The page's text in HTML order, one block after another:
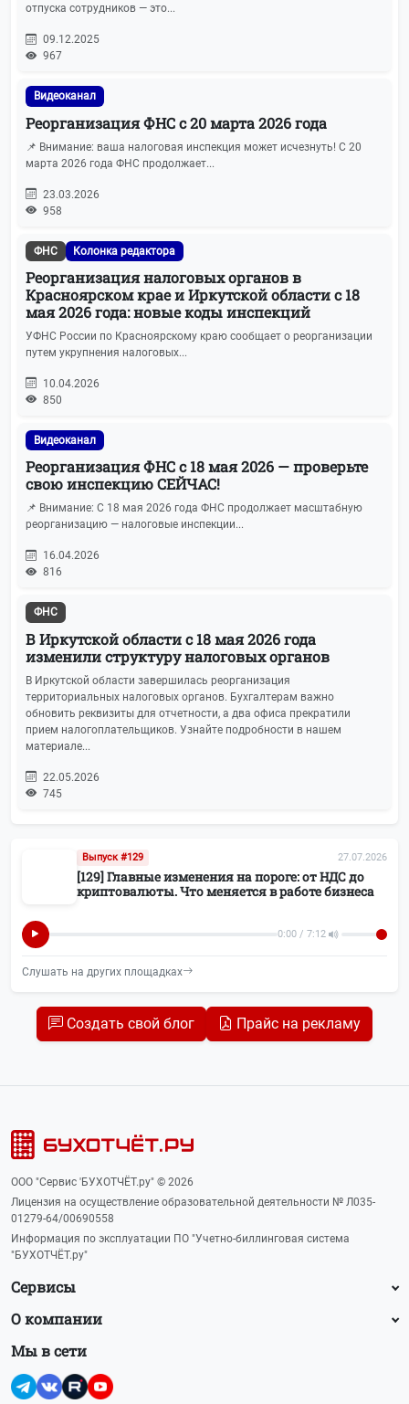
Спецрежимы (УСН, ЕСХН, Патенты)
Охрана труда
Бухгалтерская отчетность
ЕГРЮЛ и ЕГРИП
IT-новости
Имущественные отношения
Персональные данные
ЭЦП
Регистрация бизнеса
Воинский учёт
Новости БУХОТЧЁТ.ру
10
Колонка редактора 9
Реклама
Вопросы-ответы
Права потребителей
Налог на прибыль
Вебинары и семинары
Корпоративное право
отпуска сотрудников — это...
09.12.2025
967
Видеоканал
Реорганизация ФНС с 20 марта 2026 года
📌 Внимание: ваша налоговая инспекция может исчезнуть! С 20
марта 2026 года ФНС продолжает...
23.03.2026
958
ФНС Колонка редактора
Реорганизация налоговых органов в
Красноярском крае и Иркутской области с 18
мая 2026 года: новые коды инспекций
УФНС России по Красноярскому краю сообщает о реорганизации
путем укрупнения налоговых...
10.04.2026
850
Видеоканал
Реорганизация ФНС с 18 мая 2026 — проверьте
свою инспекцию СЕЙЧАС!
📌 Внимание: С 18 мая 2026 года ФНС продолжает масштабную
реорганизацию — налоговые инспекции...
16.04.2026
816
ФНС
В Иркутской области с 18 мая 2026 года
изменили структуру налоговых органов
В Иркутской области завершилась реорганизация
территориальных налоговых органов. Бухгалтерам важно
обновить реквизиты для отчетности, а два офиса прекратили
прием налогоплательщиков. Узнайте подробности в нашем
материале...
22.05.2026
745
Выпуск #129 27.07.2026
[129] Главные изменения на пороге: от НДС до
криптовалюты. Что меняется в работе бизнеса
0:00 / 7:12
Слушать на других площадках
Создать свой блог Прайс на рекламу
ООО "Сервис 'БУХОТЧЁТ.ру" © 2026
Лицензия на осуществление образовательной деятельности № Л035-
01279-64/00690558
Информация по эксплуатации ПО "Учетно-биллинговая система
"БУХОТЧЁТ.ру"
Сервисы
О компании
Мы в сети